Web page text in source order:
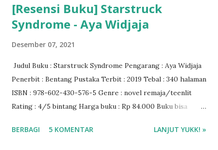
[Resensi Buku] Starstruck
Syndrome - Aya Widjaja
Desember 07, 2021
Judul Buku : Starstruck Syndrome Pengarang : Aya Widjaja
Penerbit : Bentang Pustaka Terbit : 2019 Tebal : 340 halaman
ISBN : 978-602-430-576-5 Genre : novel remaja/teenlit
Rating : 4/5 bintang Harga buku : Rp 84.000 Buku bisa
BERBAGI 5 KOMENTAR LANJUT YUKK! »